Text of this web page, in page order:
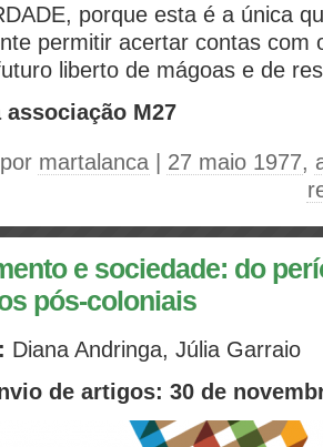
porque esta é a única
permitir acertar contas com
liberto de mágoas e de
M27
martalanca 27 maio 1977,
e sociedade: do
pós-coloniais
Diana Andringa, Júlia Garraio
de artigos: 30 de